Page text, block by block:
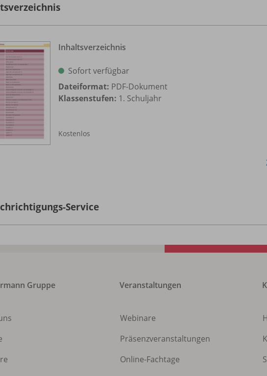
Inhaltsverzeichnis
Sofort verfügbar
Dateiformat: PDF-Dokument
Klassenstufen: 1. Schuljahr
Kostenlos
Service
Gruppe Veranstaltungen
Webinare
Präsenzveranstaltungen
Online-Fachtage